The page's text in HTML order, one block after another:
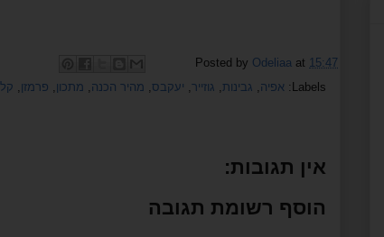
Posted by Odeliaa at 15:47
Labels:
אפיה גבינות גוזייר יעקבס מהיר הכנה מתכון פרמזן קל
אין תגובות:
הוסף רשומת תגובה